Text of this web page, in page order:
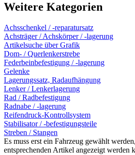
Weitere Kategorien
Achsschenkel / -reparatursatz
Achsträger / Achskörper / -lagerung
Artikelsuche über Grafik
Dom- / Querlenkerstrebe
Federbeinbefestigung / -lagerung
Gelenke
Lagerungssatz, Radaufhängung
Lenker / Lenkerlagerung
Rad / Radbefestigung
Radnabe / -lagerung
Reifendruck-Kontrollsystem
Stabilisator / -befestigungsteile
Streben / Stangen
Es muss erst ein Fahrzeug gewählt
entsprechenden Artikel angezeigt werden